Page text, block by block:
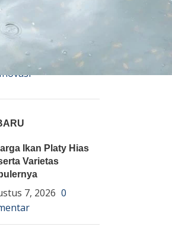
Ikan Platy Hias
Varietas
7, 2026 0